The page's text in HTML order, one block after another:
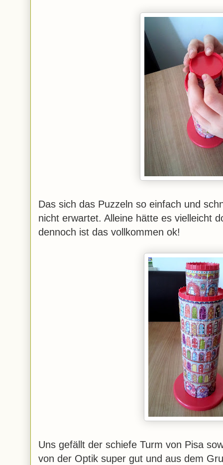
Das sich das Puzzeln so einfach und
nicht erwartet. Alleine hätte es vielleicht
dennoch ist das vollkommen ok!
Uns gefällt der schiefe Turm von Pisa
von der Optik super gut und aus dem